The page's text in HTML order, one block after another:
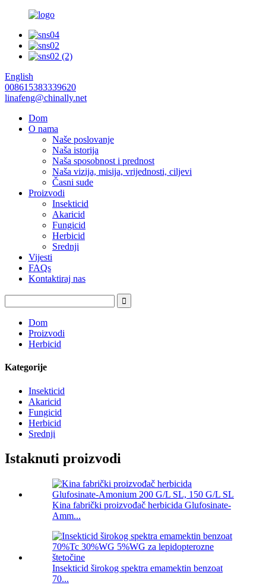
English
008615383339620
linafeng@chinally.net
Dom
O nama
Naše poslovanje
Naša istorija
Naša sposobnost i prednost
Naša vizija, misija, vrijednosti, ciljevi
Časni sude
Proizvodi
Insekticid
Akaricid
Fungicid
Herbicid
Srednji
Vijesti
FAQs
Kontaktiraj nas
Dom
Proizvodi
Herbicid
Kategorije
Insekticid
Akaricid
Fungicid
Herbicid
Srednji
Istaknuti proizvodi
Kina fabrički proizvođač herbicida Glufosinate-
Amm...
Insekticid širokog spektra emamektin benzoat
70...